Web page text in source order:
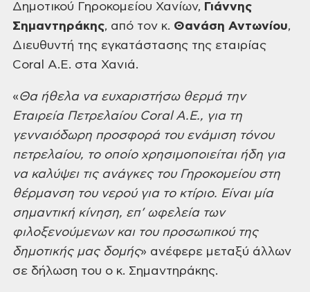
Δημοτικού Γηροκομείου Χανίων, Γιάννης
Σημαντηράκης, από τον κ. Θανάση Αντωνίου,
Διευθυντή της εγκατάστασης της εταιρίας
Coral Α.Ε. στα Χανιά.
«Θα ήθελα να ευχαριστήσω θερμά την
Εταιρεία Πετρελαίου CoralΑ.Ε., για τη
γενναιόδωρη προσφορά του ενάμιση τόνου
πετρελαίου, το οποίοχρησιμοποιείται ήδη για
να καλύψει τις ανάγκες του Γηροκομείου στη
θέρμανση τουνερού για το κτίριο. Είναι μία
σημαντική κίνηση, επ’ ωφελεία των
φιλοξενούμενωνκαι του προσωπικού της
δημοτικής μας δομής» ανέφερε μεταξύ άλλων
σε δήλωση του ο κ. Σημαντηράκης.